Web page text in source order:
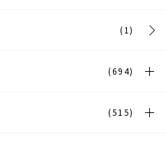
(1)
(694)
(515)